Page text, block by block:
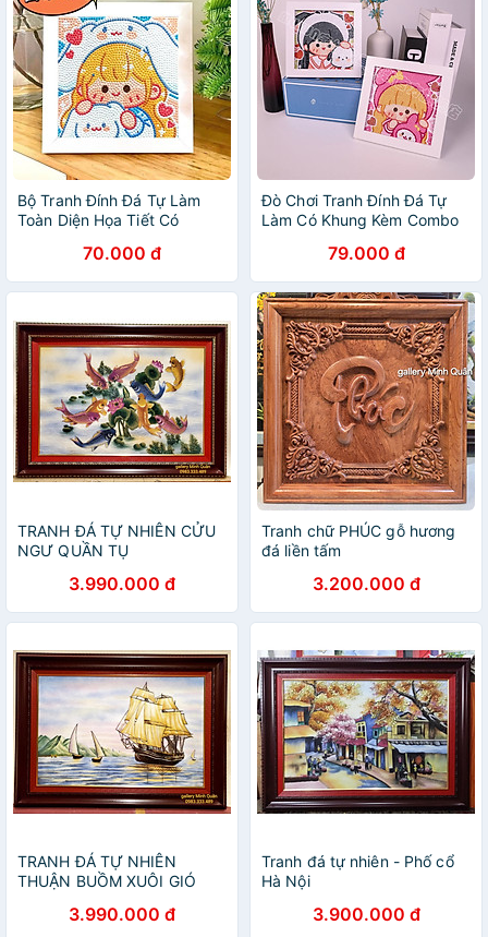
Bộ Tranh Đính Đá Tự Làm
Toàn Diện Họa Tiết Có
Cho Bạn Gái ( ngẫu nhiên)
70.000 đ
Đò Chơi Tranh Đính Đá Tự
Làm Có Khung Kèm Combo
Kiên Trì, Bộ Tranh Kim
Cương 5D Nhiều Mẫu Cho
Bé
79.000 đ
TRANH ĐÁ TỰ NHIÊN CỬU
NGƯ QUẦN TỤ
3.990.000 đ
Tranh chữ PHÚC gỗ hương
đá liền tấm
3.200.000 đ
TRANH ĐÁ TỰ NHIÊN
THUẬN BUỒM XUÔI GIÓ
3.990.000 đ
Tranh đá tự nhiên - Phố cổ
Hà Nội
3.900.000 đ